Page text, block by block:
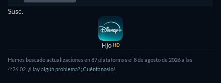
Susc.
Fijo HD
Hemos buscado actualizaciones en 87 plataformas el 8 de agosto de 2026 a las
4:26:02. ¿Hay algún problema? ¡Cuéntanoslo!